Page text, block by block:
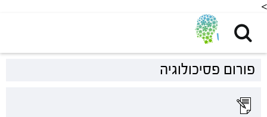
<
פורום פסיכולוגיה